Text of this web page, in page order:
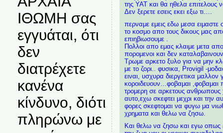
ΙΘΩΜΗ σας
εγγυάται, ότι
δεν
διατρέχετε
κανένα
κίνδυνο, διότι
πληρώνω με
της ΥΑΤ και θα ηθελα επιτελους
Δεν ξερετε εσεις εκει εξω τι….
περναμε εμεις εδω μεσα
το κοσμο απο τους δικους μας
επιηβιωσουμε .
Πολλοι απο εμας κλαιμε μετα
πορομενοι και δεν
Τρωμε αρκετο ξυλο για να μην
με το ζορι.. φυσικα, Provigil -
ειναι, υσχυρα διεργετικα
κοροιδευουν…φοβαμαι ,φοβαμαι
τρομερη σε αρκετους
αυτο,εχω σκεφτει μεχρι και την
φορες σκεφτομαι να φυγω μα
χρηματα και θελω να ζησω.
Και θελω να ζησω και εγω οπως